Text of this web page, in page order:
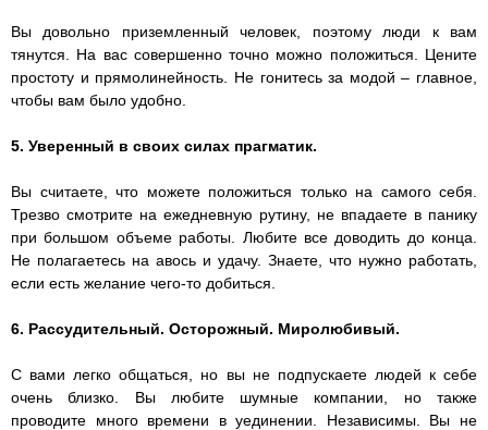
Вы довольно приземленный человек, поэтому люди к вам
тянутся. На вас совершенно точно можно положиться. Цените
простоту и прямолинейность. Не гонитесь за модой – главное,
чтобы вам было удобно.
5. Уверенный в своих силах прагматик.
Вы считаете, что можете положиться только на самого себя.
Трезво смотрите на ежедневную рутину, не впадаете в панику
при большом объеме работы. Любите все доводить до конца.
Не полагаетесь на авось и удачу. Знаете, что нужно работать,
если есть желание чего-то добиться.
6. Рассудительный. Осторожный. Миролюбивый.
С вами легко общаться, но вы не подпускаете людей к себе
очень близко. Вы любите шумные компании, но также
проводите много времени в уединении. Независимы. Вы не